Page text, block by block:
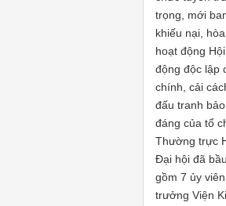
trọng, mới
khiếu nại,
hoạt động
động độc lập
chính, cải
đấu tranh
đáng của tổ
Thường trực
Đại hội đã
gồm 7 ủy
trưởng Viện